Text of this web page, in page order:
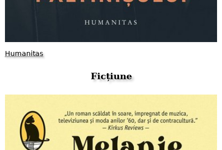
Humanitas
Ficțiune